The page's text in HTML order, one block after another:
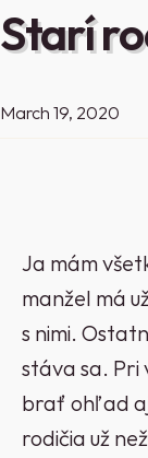
Starí
March 19, 2020
Ja mám
manžel má
s nimi.
stáva sa.
brať ohľad
rodičia už